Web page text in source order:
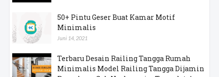
50+ Pintu Geser Buat Kamar Motif
Minimalis
Juni 14, 2021
Terbaru Desain Railing Tangga Rumah
Minimalis Model Railing Tangga Dijamin